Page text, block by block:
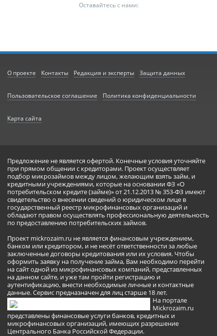
Оставайтесь с нами:
О проекте Контакты Редакция и эксперты Защита данных
Пользовательское соглашение Политика конфиденциальности
Карта сайта
Предложение не является офертой. Конечные условия уточняйте
при прямом общении с кредиторами. Проект осуществляет
подбор микрозаймов между лицом, желающим взять займ, и
кредитными учреждениями, которые на основании ФЗ «О
потребительском кредите (займе)» от 21.12.2013 № 353-ФЗ имеют
свидетельство о внесении сведений о юридическом лице в
государственный реестр микрофинансовых организаций и
обладают правом осуществлять профессиональную деятельность
по предоставлению потребительских займов.
Проект mickrozaim.ru не является финансовым учреждением,
банком или кредитором, и не несёт ответственности за любые
заключенные договоры кредитования или их условия. Чтобы
оформить заявку на получение займа, Вам необходимо перейти
на сайт одной из микрофинансовых компаний, представленных
на данном сайте, и уже там пройти регистрацию и
аутентификацию, внести необходимые личные и контактные
данные. Сервис предназначен для лиц старше 18 лет.
На портале
Mickrozaim.ru
представлены финансовые услуги банков, кредитных и
микрофинансовых организаций, имеющих разрешение
Центрального Банка Российской Федерации.